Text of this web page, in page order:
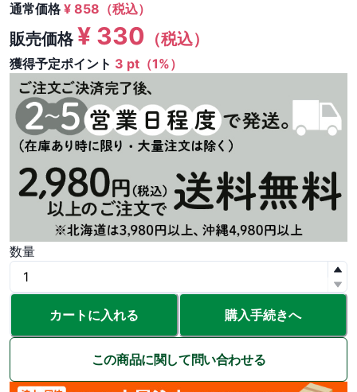
通常価格¥ 858 （税込）
販売価格¥ 330 （税込）
獲得予定ポイント 3 pt（1%）
数量
カートに入れる 購入手続きへ
この商品に関して問い合わせる